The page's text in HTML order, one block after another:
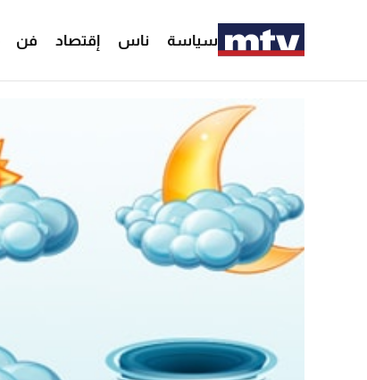
سياسة ناس إقتصاد فن